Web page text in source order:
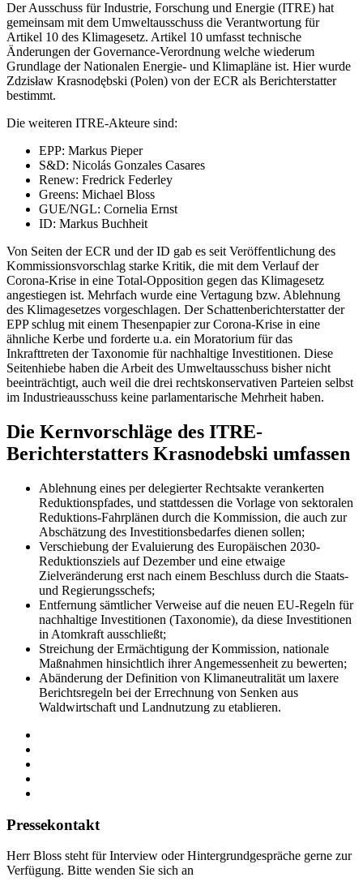
Der Ausschuss für Industrie, Forschung und Energie (ITRE) hat
gemeinsam mit dem Umweltausschuss die Verantwortung für
Artikel 10 des Klimagesetz. Artikel 10 umfasst technische
Änderungen der Governance-Verordnung welche wiederum
Grundlage der Nationalen Energie- und Klimapläne ist. Hier wurde
Zdzisław Krasnodębski (Polen) von der ECR als Berichterstatter
bestimmt.
Die weiteren ITRE-Akteure sind:
EPP: Markus Pieper
S&D: Nicolás Gonzales Casares
Renew: Fredrick Federley
Greens: Michael Bloss
GUE/NGL: Cornelia Ernst
ID: Markus Buchheit
Von Seiten der ECR und der ID gab es seit Veröffentlichung des
Kommissionsvorschlag starke Kritik, die mit dem Verlauf der
Corona-Krise in eine Total-Opposition gegen das Klimagesetz
angestiegen ist. Mehrfach wurde eine Vertagung bzw. Ablehnung
des Klimagesetzes vorgeschlagen. Der Schattenberichterstatter der
EPP schlug mit einem Thesenpapier zur Corona-Krise in eine
ähnliche Kerbe und forderte u.a. ein Moratorium für das
Inkrafttreten der Taxonomie für nachhaltige Investitionen. Diese
Seitenhiebe haben die Arbeit des Umweltausschuss bisher nicht
beeinträchtigt, auch weil die drei rechtskonservativen Parteien selbst
im Industrieausschuss keine parlamentarische Mehrheit haben.
Die Kernvorschläge des ITRE-
Berichterstatters Krasnodebski umfassen
Ablehnung eines per delegierter Rechtsakte verankerten
Reduktionspfades, und stattdessen die Vorlage von sektoralen
Reduktions-Fahrplänen durch die Kommission, die auch zur
Abschätzung des Investitionsbedarfes dienen sollen;
Verschiebung der Evaluierung des Europäischen 2030-
Reduktionsziels auf Dezember und eine etwaige
Zielveränderung erst nach einem Beschluss durch die Staats-
und Regierungsschefs;
Entfernung sämtlicher Verweise auf die neuen EU-Regeln für
nachhaltige Investitionen (Taxonomie), da diese Investitionen
in Atomkraft ausschließt;
Streichung der Ermächtigung der Kommission, nationale
Maßnahmen hinsichtlich ihrer Angemessenheit zu bewerten;
Abänderung der Definition von Klimaneutralität um laxere
Berichtsregeln bei der Errechnung von Senken aus
Waldwirtschaft und Landnutzung zu etablieren.
Pressekontakt
Herr Bloss steht für Interview oder Hintergrundgespräche gerne zur
Verfügung. Bitte wenden Sie sich an